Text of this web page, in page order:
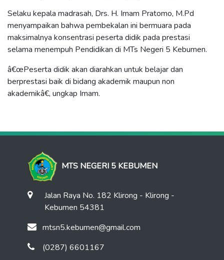
Selaku kepala madrasah, Drs. H. Imam Pratomo, M.Pd
menyampaikan bahwa pembekalan ini bermuara pada
maksimalnya konsentrasi peserta didik pada prestasi
selama menempuh Pendidikan di MTs Negeri 5 Kebumen.
â€œPeserta didik akan diarahkan untuk belajar dan
berprestasi baik di bidang akademik maupun non
akademikâ€, ungkap Imam.
MTS NEGERI 5 KEBUMEN
Jalan Raya No. 182 Klirong - Klirong -
Kebumen 54381
mtsn5.kebumen@gmail.com
(0287) 6601167